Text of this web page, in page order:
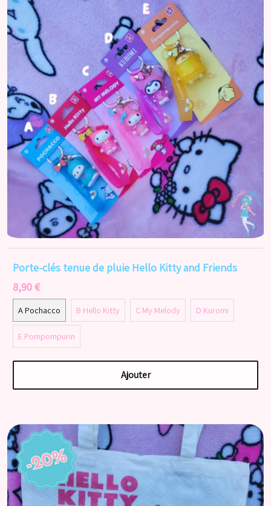
Porte-clés tenue de pluie Hello Kitty and Friends
8,90 €
A Pochacco B Hello Kitty C My Melody D Kuromi
E Pompompurin
Ajouter